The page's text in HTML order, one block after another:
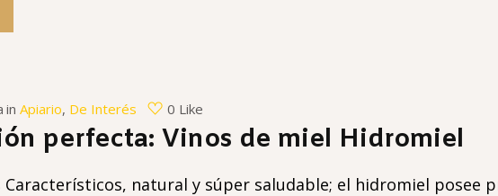
in Apiario, De Interés 0 Like
perfecta: Vinos de miel Hidromiel
Característicos, natural y súper saludable; el hidromiel posee